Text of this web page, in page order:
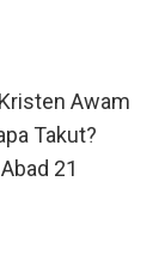
Awam
Takut?
21